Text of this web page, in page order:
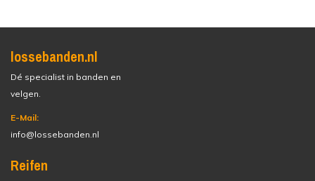
lossebanden.nl
Dé specialist in banden en
velgen.
E-Mail:
info@lossebanden.nl
Reifen